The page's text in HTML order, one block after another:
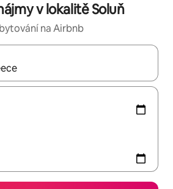
v lokalitě Soluň
na Airbnb
dispozici, můžeš si je procházet pomocí